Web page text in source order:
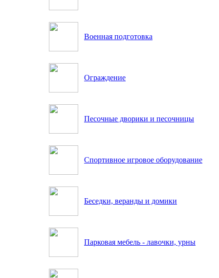
Военная подготовка
Ограждение
Песочные дворики и песочницы
Спортивное игровое оборудование
Беседки, веранды и домики
Парковая мебель - лавочки, урны